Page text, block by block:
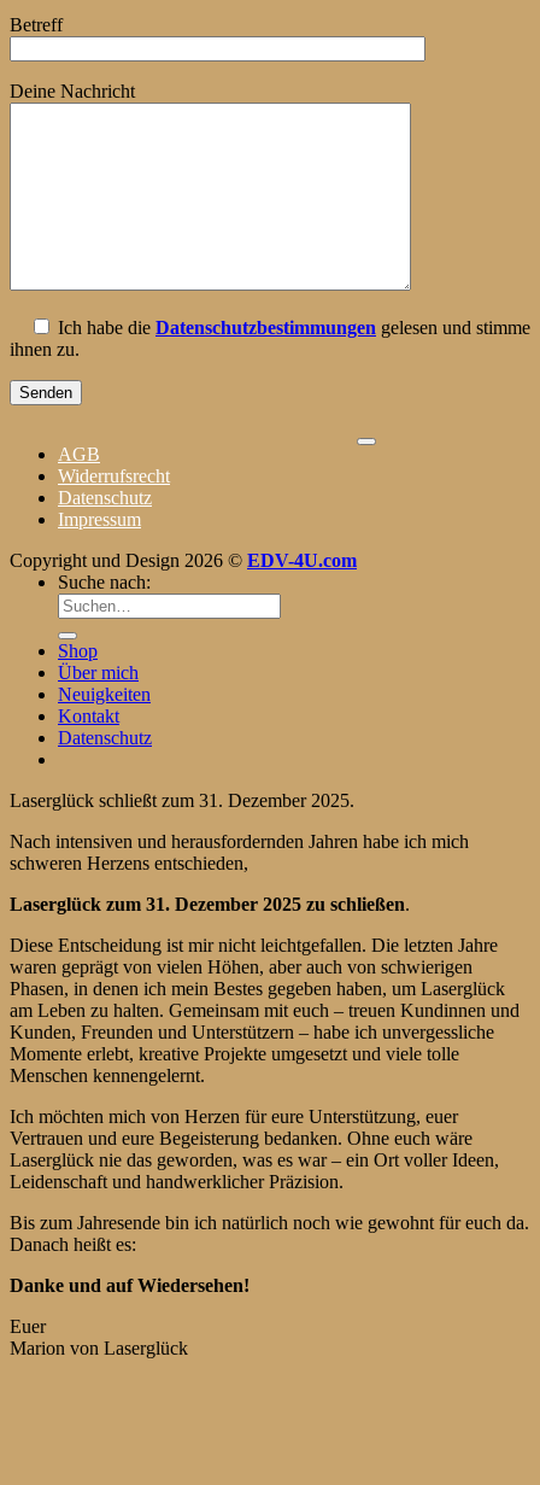
Betreff
Deine Nachricht
Ich habe die Datenschutzbestimmungen gelesen und stimme
ihnen zu.
AGB
Widerrufsrecht
Datenschutz
Impressum
Copyright und Design 2026 © EDV-4U.com
Suche nach:
Shop
Über mich
Neuigkeiten
Kontakt
Datenschutz
Laserglück schließt zum 31. Dezember 2025.
Nach intensiven und herausfordernden Jahren habe ich mich
schweren Herzens entschieden,
Laserglück zum 31. Dezember 2025 zu schließen.
Diese Entscheidung ist mir nicht leichtgefallen. Die letzten Jahre
waren geprägt von vielen Höhen, aber auch von schwierigen
Phasen, in denen ich mein Bestes gegeben haben, um Laserglück
am Leben zu halten. Gemeinsam mit euch – treuen Kundinnen und
Kunden, Freunden und Unterstützern – habe ich unvergessliche
Momente erlebt, kreative Projekte umgesetzt und viele tolle
Menschen kennengelernt.
Ich möchten mich von Herzen für eure Unterstützung, euer
Vertrauen und eure Begeisterung bedanken. Ohne euch wäre
Laserglück nie das geworden, was es war – ein Ort voller Ideen,
Leidenschaft und handwerklicher Präzision.
Bis zum Jahresende bin ich natürlich noch wie gewohnt für euch da.
Danach heißt es:
Danke und auf Wiedersehen!
Euer
Marion von Laserglück